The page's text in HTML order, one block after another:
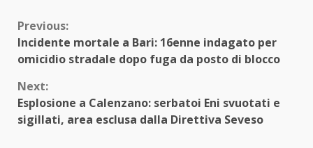
Continue
Reading
Previous:
Incidente mortale a Bari: 16enne indagato per
omicidio stradale dopo fuga da posto di blocco
Next:
Esplosione a Calenzano: serbatoi Eni svuotati e
sigillati, area esclusa dalla Direttiva Seveso